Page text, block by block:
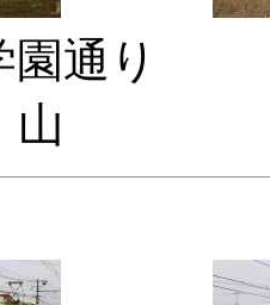
学園
山